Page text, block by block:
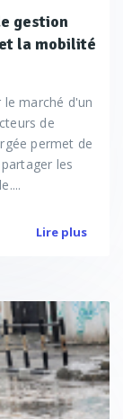
gestion
la mobilité
marché d'un
de
permet de
les
Lire plus